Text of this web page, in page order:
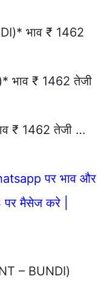
भाव ₹ 1462
भाव ₹ 1462 तेजी
₹ 1462 तेजी …
पर भाव और
पर मैसेज करे |
– BUNDI)